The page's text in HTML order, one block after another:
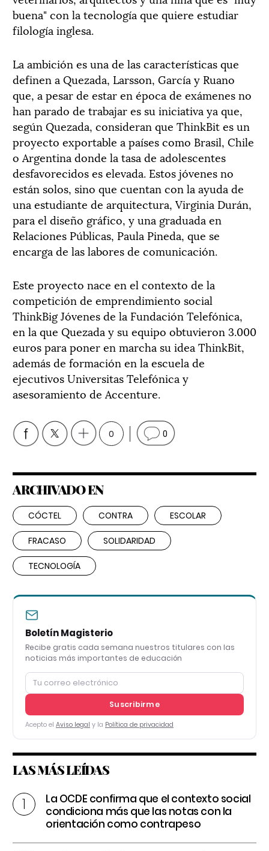
buena" con la tecnología que quiere estudiar
filología inglesa.
La ambición es una de las características que
definen a Quezada, Larsson, García y Ruano
que, a pesar de estar en época de exámenes no
han parado de trabajar es su iniciativa ya que,
según Quezada, consideran que ThinkBit es un
proyecto exportable a países como Brasil, Chile
o Argentina donde la tasa de adolescentes
desfavorecidos es elevada. Estos jóvenes no
están solos, sino que cuentan con la ayuda de
una estudiante de arquitectura, Virginia Durán,
para el diseño gráfico, y una graduada en
Relaciones Públicas, Paula Pineda, que se
encarga de las labores de comunicación.
Este proyecto nace en el contexto de la
competición de emprendimiento social
ThinkBig Jóvenes de la Fundación Telefónica,
en la que Quezada y su equipo obtuvieron 3.000
euros para poner en marcha su idea ThinkBit,
además de formación en la escuela de
ejecutivos Universitas Telefónica y
asesoramiento de Accenture.
0 0
ARCHIVADO EN
CÓCTEL CONTRA ESCOLAR
FRACASO SOLIDARIDAD
TECNOLOGÍA
Boletín Magisterio
Recibe gratis cada semana nuestros titulares con las
noticias más importantes de educación
Suscribirme
Acepto el Aviso legal y la Política de privacidad
LAS MÁS LEÍDAS
La OCDE confirma que el contexto social
condiciona más que las notas con la
orientación como contrapeso